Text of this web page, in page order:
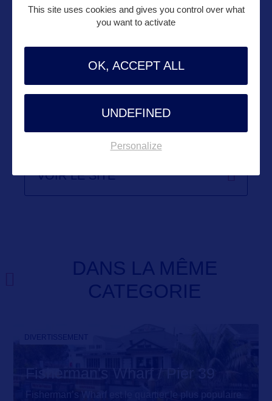
VOIR LE SITE
DANS LA MÊME
CATEGORIE
DIVERTISSEMENT
Fisherman's Wharf / Pier 39
Fisherman’s Wharf est le quartier le plus populaire
This site uses cookies and gives you control over what
you want to activate
OK, ACCEPT ALL
UNDEFINED
Personalize